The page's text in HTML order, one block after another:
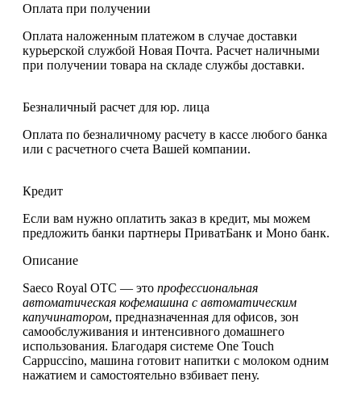
Оплата при получении
Оплата наложенным платежом в случае доставки
курьерской службой Новая Почта. Расчет наличными
при получении товара на складе службы доставки.
Безналичный расчет для юр. лица
Оплата по безналичному расчету в кассе любого банка
или с расчетного счета Вашей компании.
Кредит
Если вам нужно оплатить заказ в кредит, мы можем
предложить банки партнеры ПриватБанк и Моно банк.
Описание
Saeco Royal OTC — это профессиональная
автоматическая кофемашина с автоматическим
капучинатором, предназначенная для офисов, зон
самообслуживания и интенсивного домашнего
использования. Благодаря системе One Touch
Cappuccino, машина готовит напитки с молоком одним
нажатием и самостоятельно взбивает пену.